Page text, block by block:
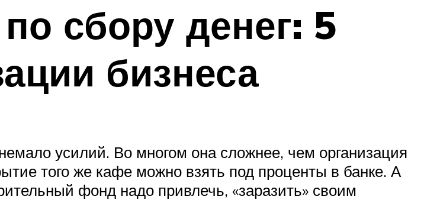
сбору денег: 5
бизнеса
усилий. Во многом она сложнее, чем организация
того же кафе можно взять под проценты в банке. А
фонд надо привлечь, «заразить» своим